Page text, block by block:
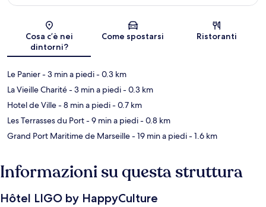
Mappa
Cosa c’è nei
dintorni?
Come spostarsi Ristoranti
Le Panier- 3 min a piedi- 0.3 km
La Vieille Charité- 3 min a piedi- 0.3 km
Hotel de Ville- 8 min a piedi- 0.7 km
Les Terrasses du Port- 9 min a piedi- 0.8 km
Grand Port Maritime de Marseille- 19 min a piedi- 1.6 km
Informazioni su questa struttura
Hôtel LIGO by HappyCulture